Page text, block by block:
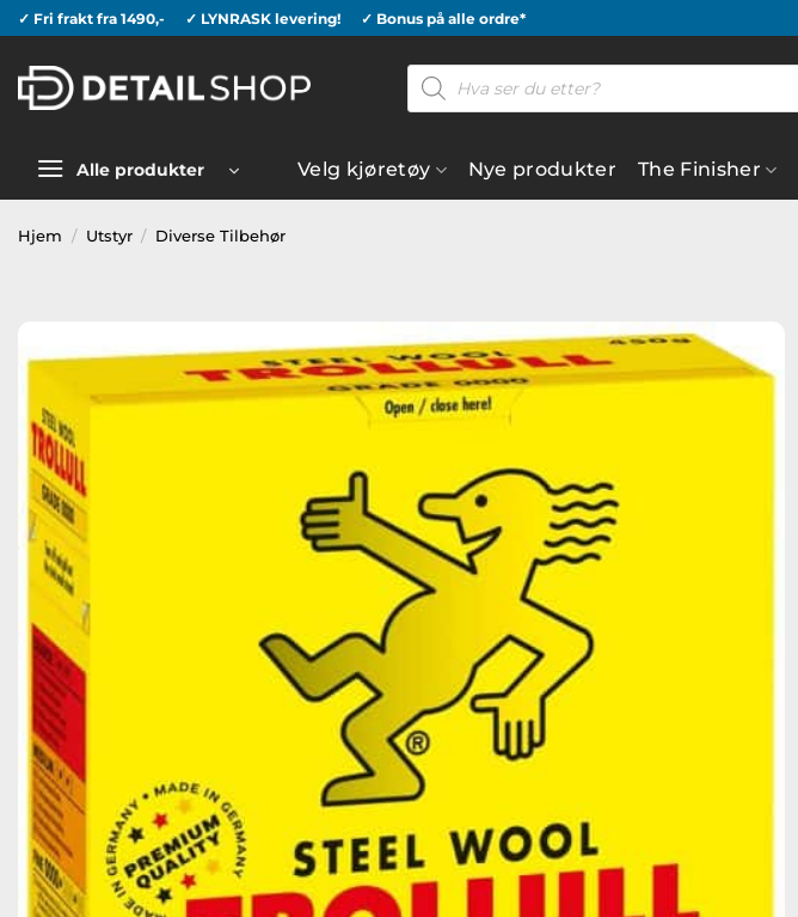
Skip
to
content
✓ Fri frakt fra 1490,- ✓ LYNRASK levering! ✓ Bonus på alle ordre*
Products
search
Alle produkter Velg kjøretøy Nye produkter The Finisher
Hjem / Utstyr / Diverse Tilbehør